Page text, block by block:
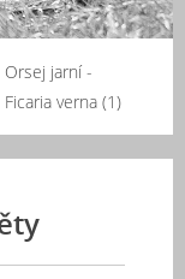
Orsej jarní -
Ficaria verna (1)